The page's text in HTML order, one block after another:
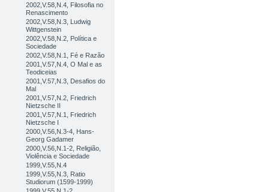
2002,V.58,N.4, Filosofia no
Renascimento
2002,V.58,N.3, Ludwig
Wittgenstein
2002,V.58,N.2, Política e
Sociedade
2002,V.58,N.1, Fé e Razão
2001,V.57,N.4, O Mal e as
Teodiceias
2001,V.57,N.3, Desafios do
Mal
2001,V.57,N.2, Friedrich
Nietzsche II
2001,V.57,N.1, Friedrich
Nietzsche I
2000,V.56,N.3-4, Hans-
Georg Gadamer
2000,V.56,N.1-2, Religião,
Violência e Sociedade
1999,V.55,N.4
1999,V.55,N.3, Ratio
Studiorum (1599-1999)